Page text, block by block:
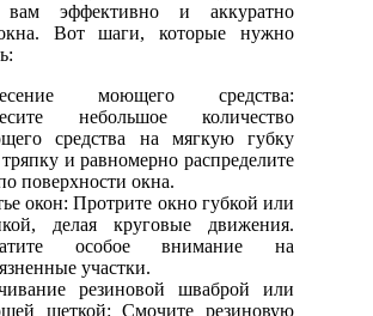
вам эффективно и аккуратно
Вот шаги, которые нужно
моющего средства:
небольшое количество
средства на мягкую губку
и равномерно распределите
поверхности окна.
окон: Протрите окно губкой или
делая круговые движения.
особое внимание на
участки.
резиновой шваброй или
щеткой: Смочите резиновую